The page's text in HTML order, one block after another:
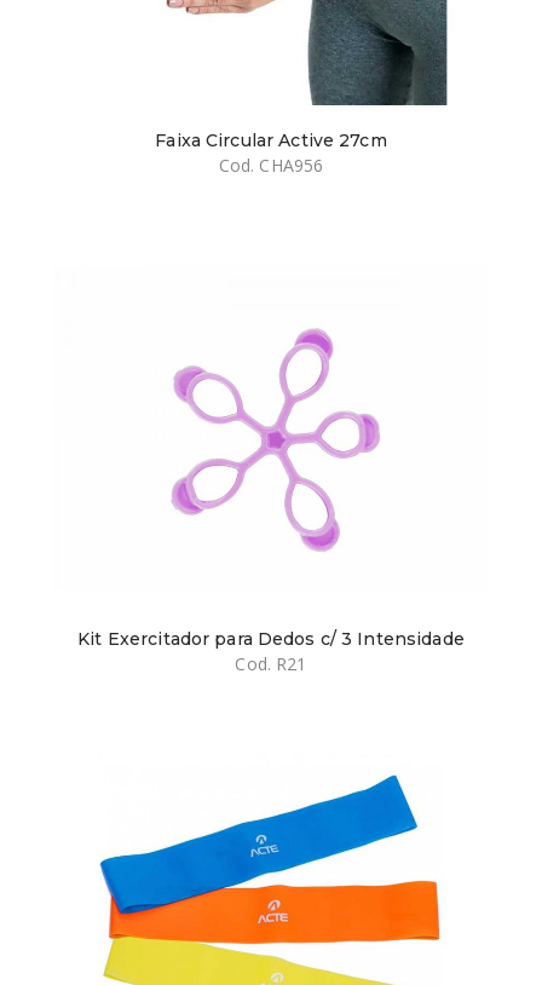
Faixa Circular Active 27cm
Cod. CHA956
Kit Exercitador para Dedos c/ 3 Intensidade
Cod. R21